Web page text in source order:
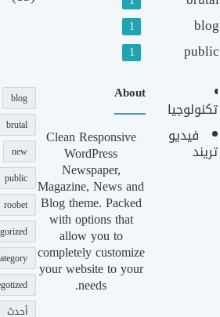
blog
1
public
1
تكنولوجيا
فيديو
تريند
About
Clean Responsive
WordPress
Newspaper,
Magazine, News and
Blog theme. Packed
with options that
allow you to
completely customize
your website to your
needs.
blog
brutal
new
public
roobet
أحدث